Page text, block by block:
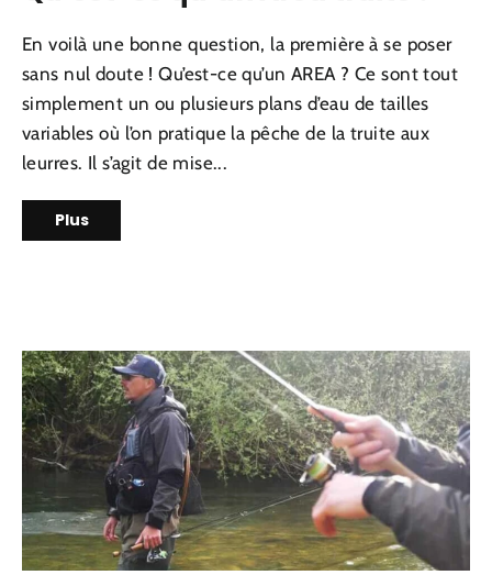
En voilà une bonne question, la première à se poser
sans nul doute ! Qu’est-ce qu’un AREA ? Ce sont tout
simplement un ou plusieurs plans d’eau de tailles
variables où l’on pratique la pêche de la truite aux
leurres. Il s’agit de mise...
Plus